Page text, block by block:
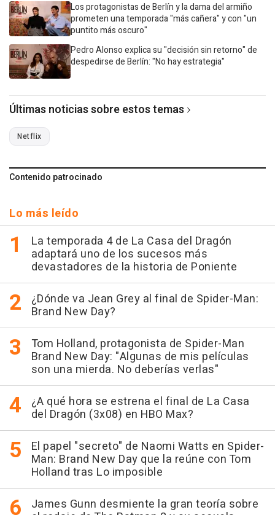
Los protagonistas de Berlín y la dama del armiño
prometen una temporada "más cañera" y con "un
puntito más oscuro"
Pedro Alonso explica su "decisión sin retorno" de
despedirse de Berlín: "No hay estrategia"
Últimas noticias sobre estos temas
Netflix
Contenido patrocinado
Lo más leído
La temporada 4 de La Casa del Dragón
adaptará uno de los sucesos más
devastadores de la historia de Poniente
¿Dónde va Jean Grey al final de Spider-Man:
Brand New Day?
Tom Holland, protagonista de Spider-Man
Brand New Day: "Algunas de mis películas
son una mierda. No deberías verlas"
¿A qué hora se estrena el final de La Casa
del Dragón (3x08) en HBO Max?
El papel "secreto" de Naomi Watts en Spider-
Man: Brand New Day que la reúne con Tom
Holland tras Lo imposible
James Gunn desmiente la gran teoría sobre